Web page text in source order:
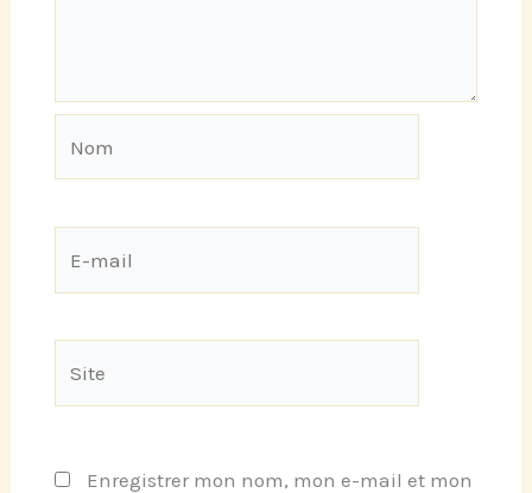
Enregistrer mon nom, mon e-mail et mon